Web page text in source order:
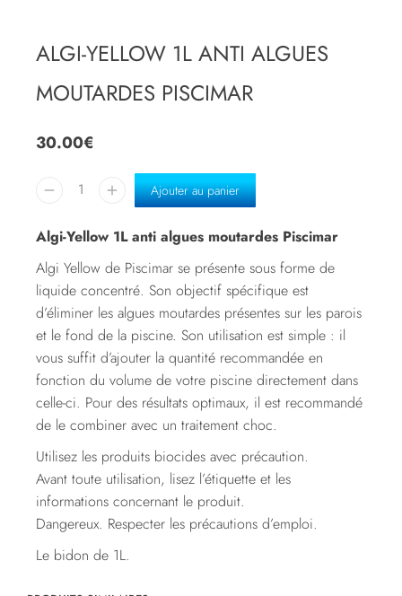
ALGI-YELLOW 1L ANTI ALGUES
MOUTARDES PISCIMAR
30.00€
Ajouter au panier
Algi-Yellow 1L anti algues moutardes Piscimar
Algi Yellow de Piscimar se présente sous forme de
liquide concentré. Son objectif spécifique est
d’éliminer les algues moutardes présentes sur les parois
et le fond de la piscine. Son utilisation est simple : il
vous suffit d’ajouter la quantité recommandée en
fonction du volume de votre piscine directement dans
celle-ci. Pour des résultats optimaux, il est recommandé
de le combiner avec un traitement choc.
Utilisez les produits biocides avec précaution.
Avant toute utilisation, lisez l’étiquette et les
informations concernant le produit.
Dangereux. Respecter les précautions d’emploi.
Le bidon de 1L.